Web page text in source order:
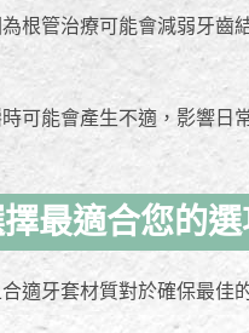
根管治療可能會減弱牙
可能會產生不適，影響
最適合您的
適牙套材質對於確保最佳